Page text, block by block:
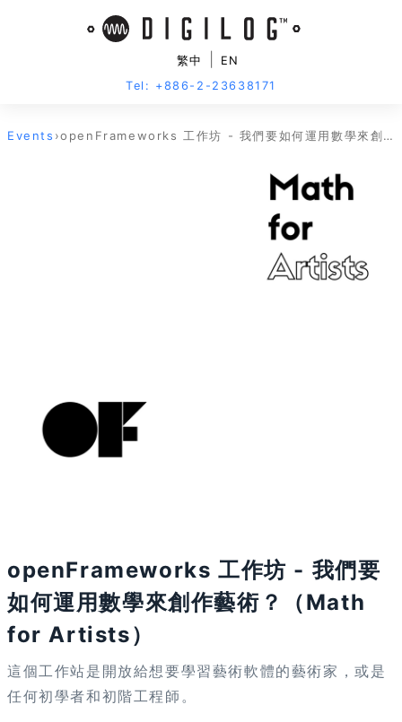
繁中
EN
Tel: +886-2-23638171
Events › openFrameworks 工作坊 - 我們要如何運用數學來創作藝術？（Math for Artists）
openFrameworks 工作坊 - 我們要
如何運用數學來創作藝術？（Math
for Artists）
這個工作站是開放給想要學習藝術軟體的藝術家，或是
任何初學者和初階工程師。